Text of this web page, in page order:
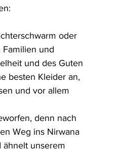
oder
und
und des Guten
besten Kleider an,
und vor allem
denn nach
Weg ins Nirwana
ähnelt unserem